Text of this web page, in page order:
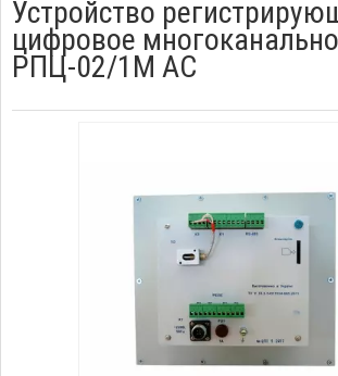
Устройство
цифровое
РПЦ-02/1М АС